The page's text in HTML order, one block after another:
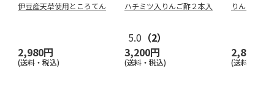
伊豆産天草使用ところてん
2,980円
(送料・税込)
ハチミツ入りんご酢２本入
5.0 （2）
3,200円
(送料・税込)
りんご酢セ
2,800円
(送料・税込)